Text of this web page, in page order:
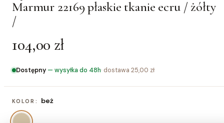
Marmur 22169 płaskie tkanie ecru / żółty
/
104,00 zł
Dostępny — wysyłka do 48h· dostawa 25,00 zł
KOLOR: beż